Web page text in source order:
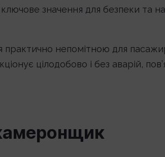
значення для безпеки та
непомітною для
цілодобово і без аварій,